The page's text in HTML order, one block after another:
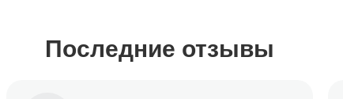
Последние отзывы